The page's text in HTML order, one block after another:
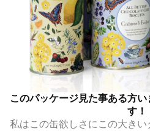
このパッケージ見た事ある方
す！
私はこの缶欲しさにこの大きい